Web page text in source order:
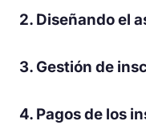
2. Diseñando el
3. Gestión de
4. Pagos de los